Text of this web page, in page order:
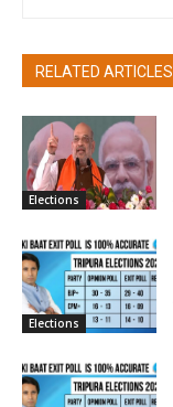
RELATED ARTICLES
Elections
Elections